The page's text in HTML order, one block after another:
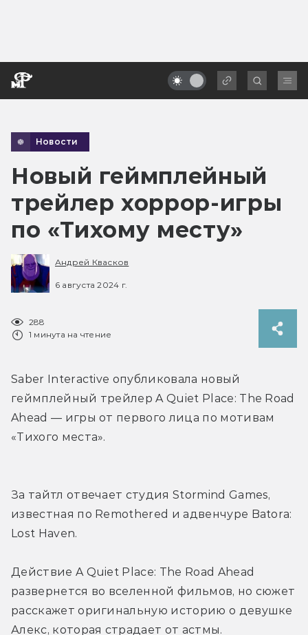
Новости
Новый геймплейный
трейлер хоррор-игры
по «Тихому месту»
Андрей Квасков
6 августа 2024 г.
288
1 минута на чтение
Saber Interactive опубликовала новый
геймплейный трейлер A Quiet Place: The Road
Ahead — игры от первого лица по мотивам
«Тихого места».
За тайтл отвечает студия Stormind Games,
известная по Remothered и адвенчуре Batora:
Lost Haven.
Действие A Quiet Place: The Road Ahead
развернется во вселенной фильмов, но сюжет
Алекс, которая страдает от астмы.